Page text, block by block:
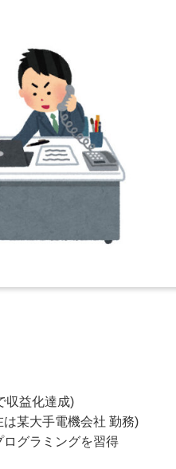
収益化達成)
某大手電機会社 勤務)
グラミングを習得